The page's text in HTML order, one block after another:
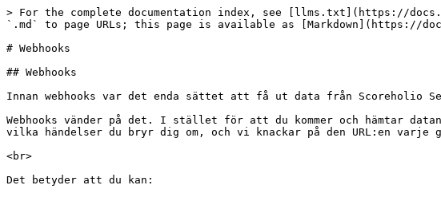
> For the complete documentation index, see [llms.txt](https://
`.md` to page URLs; this page is available as [Markdown](https://
# Webhooks
## Webhooks
Innan webhooks var det enda sättet att få ut data från Scoreholio
Webhooks vänder på det. I stället för att du kommer och hämtar
vilka händelser du bryr dig om, och vi knackar på den URL:en varje
<br>
Det betyder att du kan: